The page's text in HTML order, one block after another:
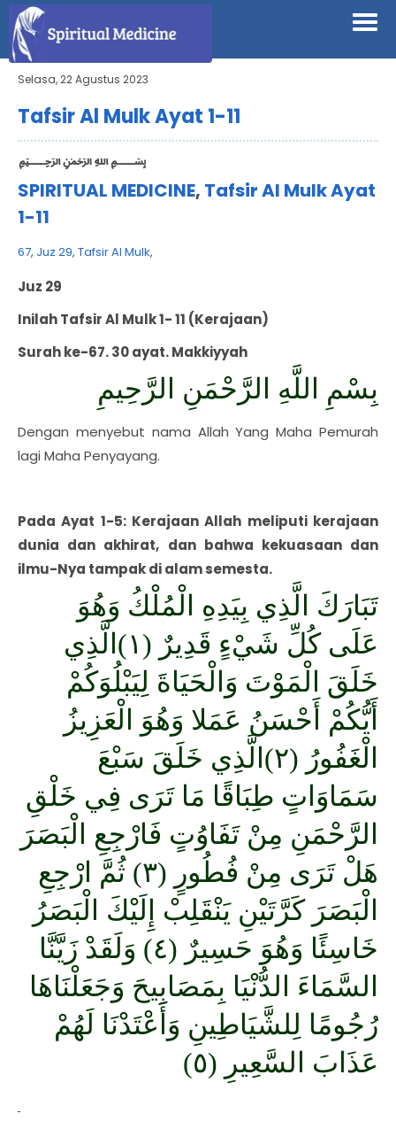
Selasa, 22 Agustus 2023
Tafsir Al Mulk Ayat 1-11
﷽
SPIRITUAL MEDICINE, Tafsir Al Mulk Ayat
1-11
67, Juz 29, Tafsir Al Mulk,
Juz 29
Inilah Tafsir Al Mulk 1- 11 (Kerajaan)
Surah ke-67. 30 ayat. Makkiyyah
بِسْمِ اللَّهِ الرَّحْمَنِ الرَّحِيمِ
Dengan menyebut nama Allah Yang Maha Pemurah
lagi Maha Penyayang.
Pada Ayat 1-5: Kerajaan Allah meliputi kerajaan
dunia dan akhirat, dan bahwa kekuasaan dan
ilmu-Nya tampak di alam semesta.
تَبَارَكَ الَّذِي بِيَدِهِ الْمُلْكُ وَهُوَ
عَلَى كُلِّ شَيْءٍ قَدِيرٌ (١)الَّذِي
خَلَقَ الْمَوْتَ وَالْحَيَاةَ لِيَبْلُوَكُمْ
أَيُّكُمْ أَحْسَنُ عَمَلا وَهُوَ الْعَزِيزُ
الْغَفُورُ (٢)الَّذِي خَلَقَ سَبْعَ
سَمَاوَاتٍ طِبَاقًا مَا تَرَى فِي خَلْقِ
الرَّحْمَنِ مِنْ تَفَاوُتٍ فَارْجِعِ الْبَصَرَ
هَلْ تَرَى مِنْ فُطُورٍ (٣) ثُمَّ ارْجِعِ
الْبَصَرَ كَرَّتَيْنِ يَنْقَلِبْ إِلَيْكَ الْبَصَرُ
خَاسِئًا وَهُوَ حَسِيرٌ (٤) وَلَقَدْ زَيَّنَّا
السَّمَاءَ الدُّنْيَا بِمَصَابِيحَ وَجَعَلْنَاهَا
رُجُومًا لِلشَّيَاطِينِ وَأَعْتَدْنَا لَهُمْ
عَذَابَ السَّعِيرِ (٥)